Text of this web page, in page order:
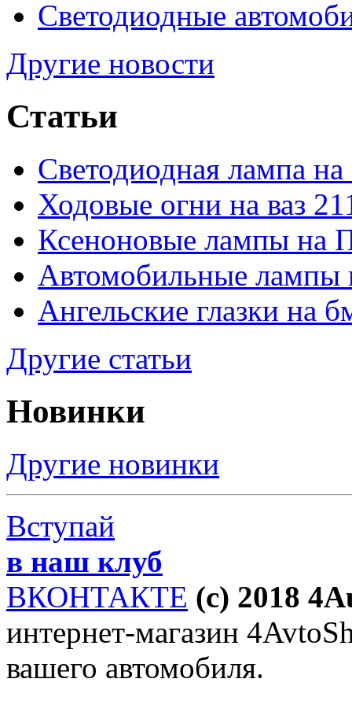
Светодиодные
Другие новости
Статьи
Светодиодная лампа
Ходовые огни на ваз
Ксеноновые лампы на
Автомобильные лампы
Ангельские глазки на
Другие статьи
Новинки
Другие новинки
Вступай
в наш клуб
ВКОНТАКТЕ (c) 2018
интернет-магазин
вашего автомобиля.